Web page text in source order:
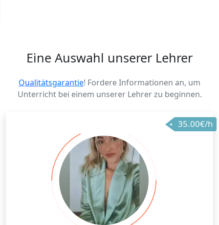
Eine Auswahl unserer Lehrer
Qualitätsgarantie! Fordere Informationen an, um
Unterricht bei einem unserer Lehrer zu beginnen.
35.00€/h